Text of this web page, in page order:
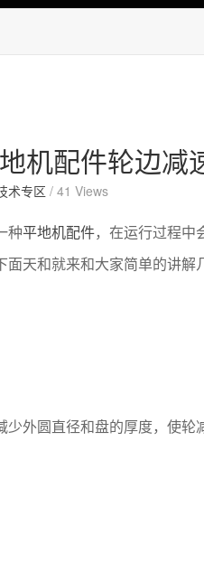
机配件轮边减
术专区 / 41 Views
种平地机配件，在运行过程中
天和就来和大家简单的讲解
外圆直径和盘的厚度，使轮